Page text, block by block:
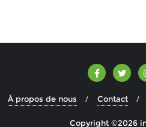
À propos de nous Contact
Copyright ©2026